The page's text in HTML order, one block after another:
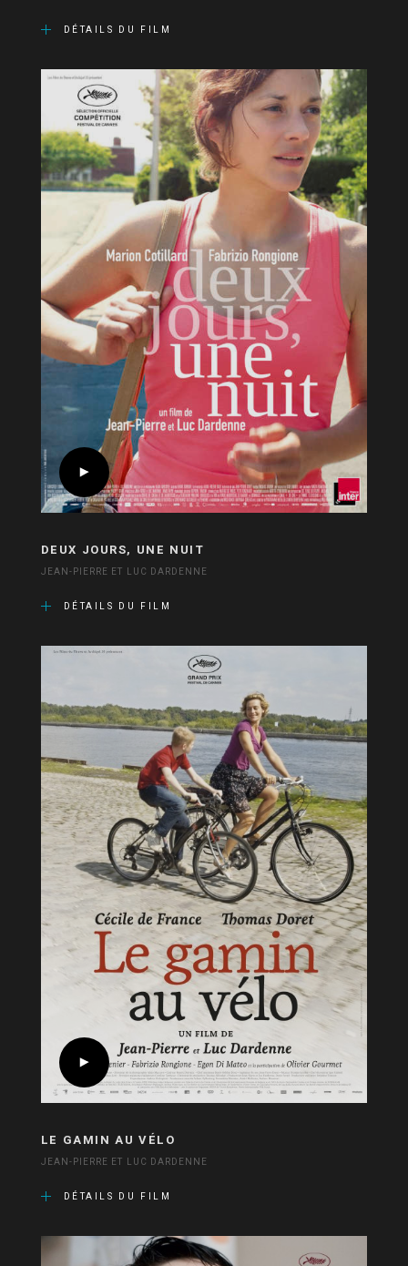
DÉTAILS DU FILM
DEUX JOURS, UNE NUIT
JEAN-PIERRE ET LUC DARDENNE
DÉTAILS DU FILM
LE GAMIN AU VÉLO
JEAN-PIERRE ET LUC DARDENNE
DÉTAILS DU FILM